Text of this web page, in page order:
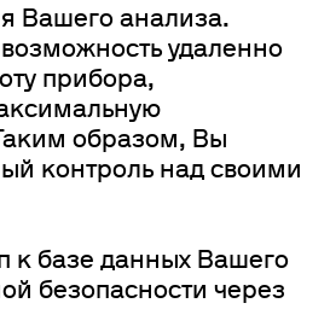
Вашего анализа.
удаленно
прибора,
образом, Вы
контроль над своими
к базе данных Вашего
безопасности через